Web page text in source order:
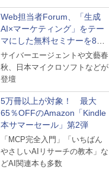
Web担当者Forum、「生成
AI×マーケティング」をテー
マにした無料セミナーを8月
27日にオンライン開催
サイバーエージェントや文藝春
秋、日本マイクロソフトなどが
登壇
5万冊以上が対象！ 最大
65％OFFのAmazon「Kindle
本サマーセール」第2弾
「MCP完全入門」「いちばん
やさしいAIリサーチの教本」な
どAI関連本も多数